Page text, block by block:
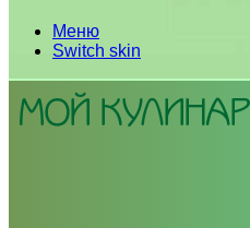
Меню
Switch skin